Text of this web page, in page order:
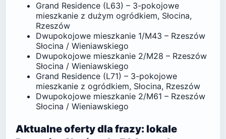
Grand Residence (L63) – 3-pokojowe
mieszkanie z dużym ogródkiem, Słocina,
Rzeszów
Dwupokojowe mieszkanie 1/M43 – Rzeszów
Słocina / Wieniawskiego
Dwupokojowe mieszkanie 2/M28 – Rzeszów
Słocina / Wieniawskiego
Grand Residence (L71) – 3-pokojowe
mieszkanie z ogródkiem, Słocina, Rzeszów
Dwupokojowe mieszkanie 2/M61 – Rzeszów
Słocina / Wieniawskiego
Aktualne oferty dla frazy: lokale